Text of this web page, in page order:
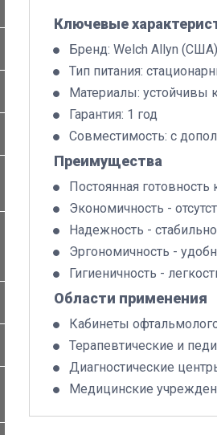
Ключевые
Бренд: Welch Allyn (США)
Тип питания:
Материалы: устойчивы
Гарантия: 1 год
Совместимость: с
Преимущества
Постоянная
Экономичность -
Надежность -
Эргономичность -
Гигиеничность -
Области применения
Кабинеты
Терапевтические и
Диагностические
Медицинские